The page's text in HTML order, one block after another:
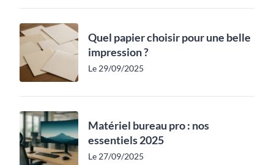
Quel papier choisir pour une belle
impression ?
Le 29/09/2025
Matériel bureau pro : nos
essentiels 2025
Le 27/09/2025